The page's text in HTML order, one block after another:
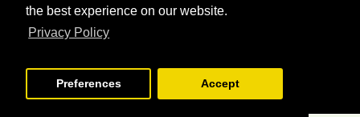
the best experience on our website.
Privacy Policy
Preferences Accept
Λογαριασμός
Εγγραφή